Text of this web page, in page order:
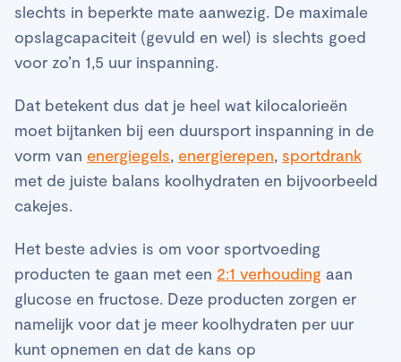
slechts in beperkte mate aanwezig. De maximale
opslagcapaciteit (gevuld en wel) is slechts goed
voor zo’n 1,5 uur inspanning.
Dat betekent dus dat je heel wat kilocalorieën
moet bijtanken bij een duursport inspanning in de
vorm van energiegels, energierepen, sportdrank
met de juiste balans koolhydraten en bijvoorbeeld
cakejes.
Het beste advies is om voor sportvoeding
producten te gaan met een 2:1 verhouding aan
glucose en fructose. Deze producten zorgen er
namelijk voor dat je meer koolhydraten per uur
kunt opnemen en dat de kans op